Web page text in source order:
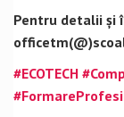
Pentru detalii și
#ECOTECH